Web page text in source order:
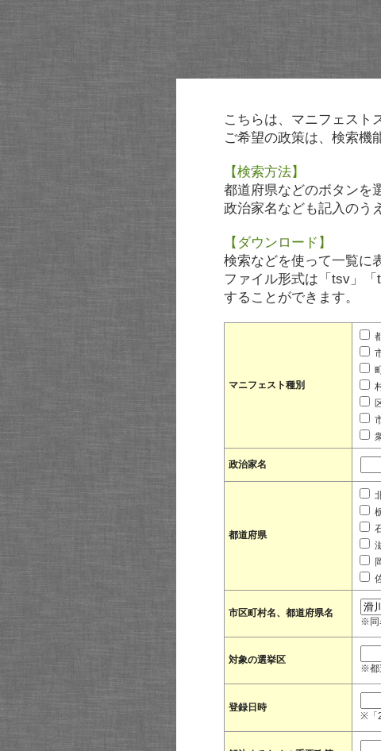
こちらは、マニフェスト
ご希望の政策は、検索機
【検索方法】
都道府県などのボタンを
政治家名なども記入のう
【ダウンロード】
検索などを使って一覧に
ファイル形式は「tsv」
することができます。
マニフェスト種別
政治家名
都道府県
市区町村名、都道府県名
※同
対象の選挙区
※都
登録日時
※「